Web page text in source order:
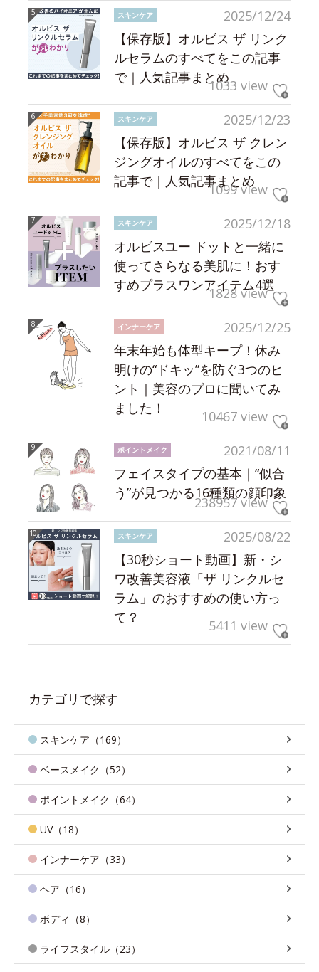
2025/12/24
スキンケア
【保存版】オルビス ザ リンク
ルセラムのすべてをこの記事
で｜人気記事まとめ1033 view
2025/12/23
スキンケア
【保存版】オルビス ザ クレン
ジングオイルのすべてをこの
記事で｜人気記事まとめ
1099 view
2025/12/18
スキンケア
オルビスユー ドットと一緒に
使ってさらなる美肌に！おす
すめプラスワンアイテム4選
1828 view
2025/12/25
インナーケア
年末年始も体型キープ！休み
明けの“ドキッ”を防ぐ3つのヒ
ント｜美容のプロに聞いてみ
ました！
10467 view
2021/08/11
ポイントメイク
フェイスタイプの基本｜“似合
う”が見つかる16種類の顔印象
238957 view
2025/08/22
スキンケア
【30秒ショート動画】新・シ
ワ改善美容液「ザ リンクルセ
ラム」のおすすめの使い方っ
て？
5411 view
カテゴリで探す
スキンケア（169）
ベースメイク（52）
ポイントメイク（64）
UV（18）
インナーケア（33）
ヘア（16）
ボディ（8）
ライフスタイル（23）